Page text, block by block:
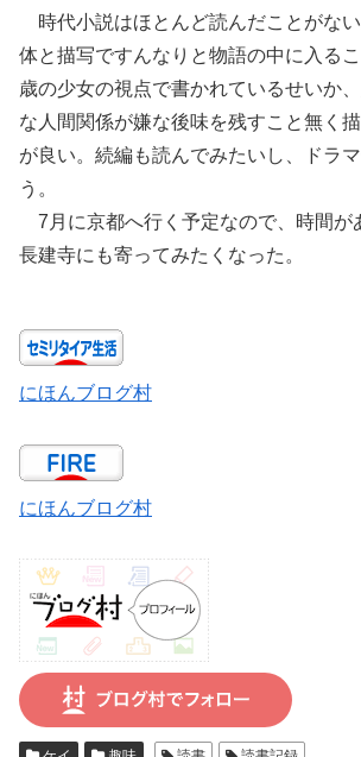
時代小説はほとんど読んだことがな
体と描写ですんなりと物語の中に入る
歳の少女の視点で書かれているせいか
な人間関係が嫌な後味を残すこと無く
が良い。続編も読んでみたいし、ドラ
う。
7月に京都へ行く予定なので、時間が
長建寺にも寄ってみたくなった。
にほんブログ村
にほんブログ村